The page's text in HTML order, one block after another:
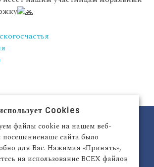
Cookies
файлы cookie на нашем веб-
посещениенаше сайта было
для Вас. Нажимая «Принять»,
на использование ВСЕХ файлов